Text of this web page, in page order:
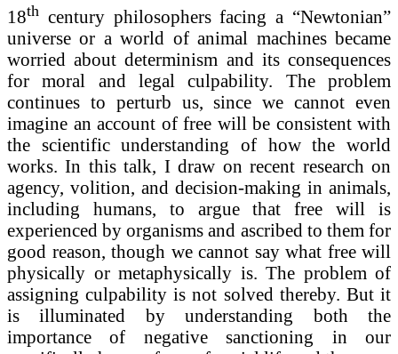
18th century philosophers facing a “Newtonian”
universe or a world of animal machines became
worried about determinism and its consequences
for moral and legal culpability. The problem
continues to perturb us, since we cannot even
imagine an account of free will be consistent with
the scientific understanding of how the world
works. In this talk, I draw on recent research on
agency, volition, and decision-making in animals,
including humans, to argue that free will is
experienced by organisms and ascribed to them for
good reason, though we cannot say what free will
physically or metaphysically is. The problem of
assigning culpability is not solved thereby. But it
is illuminated by understanding both the
importance of negative sanctioning in our